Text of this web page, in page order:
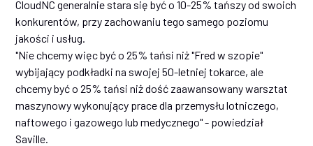
CloudNC generalnie stara się być o 10-25% tańszy od swoich
konkurentów, przy zachowaniu tego samego poziomu
jakości i usług.
"Nie chcemy więc być o 25% tańsi niż "Fred w szopie"
wybijający podkładki na swojej 50-letniej tokarce, ale
chcemy być o 25% tańsi niż dość zaawansowany warsztat
maszynowy wykonujący prace dla przemysłu lotniczego,
naftowego i gazowego lub medycznego" - powiedział
Saville.